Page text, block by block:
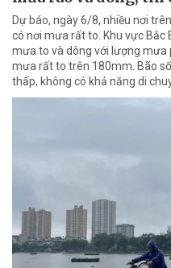
Dự báo, ngày 6/8, nhiều nơi
có nơi mưa rất to. Khu vực Bắc
mưa to và dông với lượng mưa
mưa rất to trên 180mm. Bão
thấp, không có khả năng di